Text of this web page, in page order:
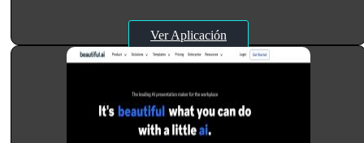
Ver Aplicación